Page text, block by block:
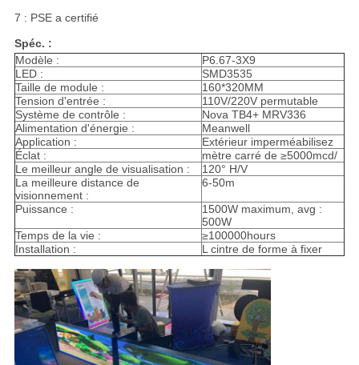
7 : PSE a certifié
Spéc. :
Modèle :
P6.67-3X9
LED :
SMD3535
Taille de module :
160*320MM
Tension d'entrée :
110V/220V permutable
Système de contrôle :
Nova TB4+ MRV336
Alimentation d'énergie :
Meanwell
Application :
Extérieur imperméabilisez
Éclat :
mètre carré de ≥5000mcd/
Le meilleur angle de visualisation :
120° H/V
La meilleure distance de
visionnement :
6-50m
Puissance :
1500W maximum, avg :
500W
Temps de la vie :
≥100000hours
Installation :
L cintre de forme à fixer